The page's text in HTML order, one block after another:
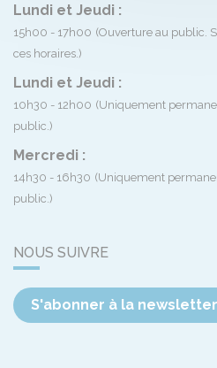
Lundi et Jeudi :
15h00 - 17h00 (Ouverture au public.
ces horaires.)
Lundi et Jeudi :
10h30 - 12h00 (Uniquement
public.)
Mercredi :
14h30 - 16h30 (Uniquement
public.)
NOUS SUIVRE
S'abonner à la newsletter